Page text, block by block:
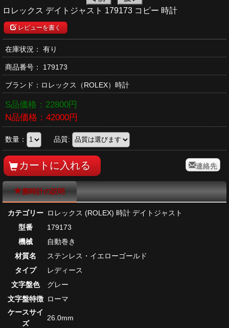
ロレックス デイトジャスト 179173 コピー 時計
レビューを書く
在庫状況： 有り
商品番号： 179173
ブランド： ロレックス （ROLEX）時計
S品価格： 22800円
N品価格： 42000円
数量： 品質:
連絡先
腕時計の説明
カテゴリー ロレックス (ROLEX) 時計 デイトジャスト
型番
179173
機械
自動巻き
材質名
ステンレス・イエローゴールド
タイプ
レディース
文字盤色
グレー
文字盤特徴 ローマ
ケースサイ
ズ
26.0mm